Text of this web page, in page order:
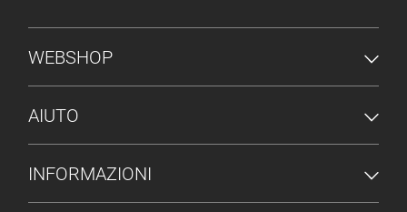
MENU PIÈ DI PAGINA
WEBSHOP
AIUTO
INFORMAZIONI